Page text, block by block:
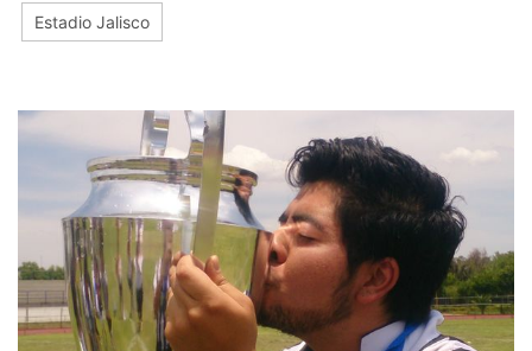
Estadio Jalisco